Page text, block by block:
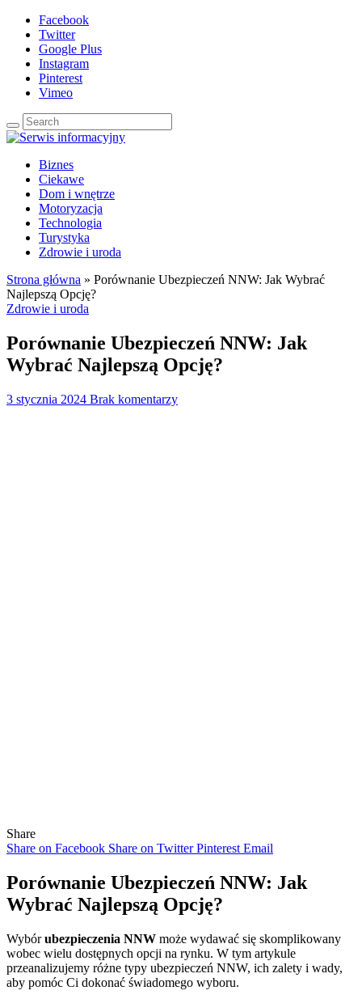
Facebook
Twitter
Google Plus
Instagram
Pinterest
Vimeo
Biznes
Ciekawe
Dom i wnętrze
Motoryzacja
Technologia
Turystyka
Zdrowie i uroda
Strona główna » Porównanie Ubezpieczeń NNW: Jak Wybrać
Najlepszą Opcję?
Zdrowie i uroda
Porównanie Ubezpieczeń NNW: Jak
Wybrać Najlepszą Opcję?
3 stycznia 2024 Brak komentarzy
Share
Share on Facebook Share on Twitter Pinterest Email
Porównanie Ubezpieczeń NNW: Jak
Wybrać Najlepszą Opcję?
Wybórubezpieczenia NNW może wydawać się skomplikowany
wobec wielu dostępnych opcji na rynku. W tym artykule
przeanalizujemy różne typy ubezpieczeń NNW, ich zalety i wady,
aby pomóc Ci dokonać świadomego wyboru.